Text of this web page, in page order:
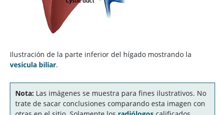
Ilustración de la parte inferior del hígado mostrando la
vesicula biliar.
Nota: Las imágenes se muestra para fines ilustrativos. No
trate de sacar conclusiones comparando esta imagen con